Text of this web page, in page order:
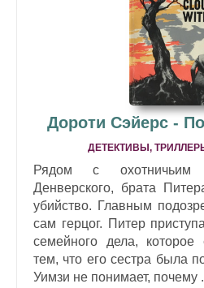
Дороти Сэйерс -
ДЕТЕКТИВЫ,
Рядом с охотничьим
Денверского, брата
убийство. Главным
сам герцог. Питер
семейного дела,
тем, что его сестра была
Уимзи не понимает, почему